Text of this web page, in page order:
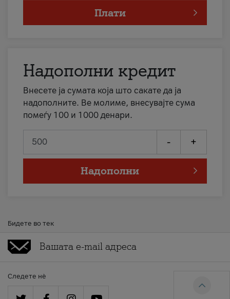
Плати
Надополни кредит
Внесете ја сумата која што сакате да ја
надополните. Ве молиме, внесувајте сума
помеѓу 100 и 1000 денари.
- +
Надополни
Бидете во тек
Следете нè